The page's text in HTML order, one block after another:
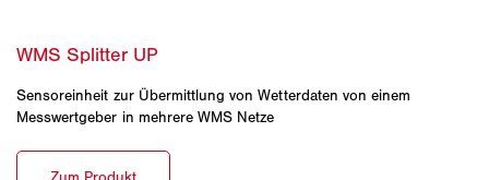
Sensoreinheit zur Übermittlung von Wetterdaten von einem
Messwertgeber in mehrere WMS Netze